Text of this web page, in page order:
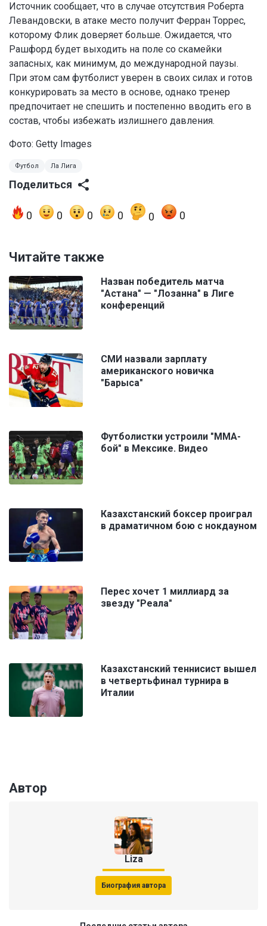
Источник сообщает, что в случае отсутствия Роберта
Левандовски, в атаке место получит Ферран Торрес,
которому Флик доверяет больше. Ожидается, что
Рашфорд будет выходить на поле со скамейки
запасных, как минимум, до международной паузы.
При этом сам футболист уверен в своих силах и готов
конкурировать за место в основе, однако тренер
предпочитает не спешить и постепенно вводить его в
состав, чтобы избежать излишнего давления.
Фото: Getty Images
Футбол Ла Лига
Поделиться
0 0 0 0 0 0
Читайте также
Назван победитель матча
"Астана" — "Лозанна" в Лиге
конференций
СМИ назвали зарплату
американского новичка
"Барыса"
Футболистки устроили "ММА-
бой" в Мексике. Видео
Казахстанский боксер проиграл
в драматичном бою с нокдауном
Перес хочет 1 миллиард за
звезду "Реала"
Казахстанский теннисист вышел
в четвертьфинал турнира в
Италии
Автор
Liza
Биография автора